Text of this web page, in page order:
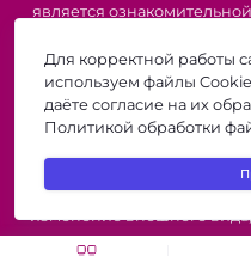
является
информации о наличии и
(или) услуг, пожалуйста,
телефону или по
изображение товара
представленных в
Производители о
изменение внешнего
товара,
Для корректной работы
используем файлы
даёте согласие на их
Политикой обработки